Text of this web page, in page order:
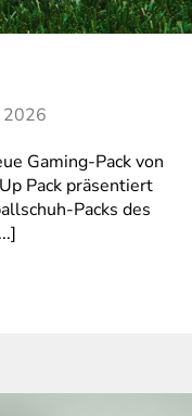
Gaming-Pack von
Pack präsentiert
Packs des